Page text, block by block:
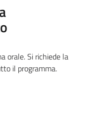
orale. Si richiede la
il programma.